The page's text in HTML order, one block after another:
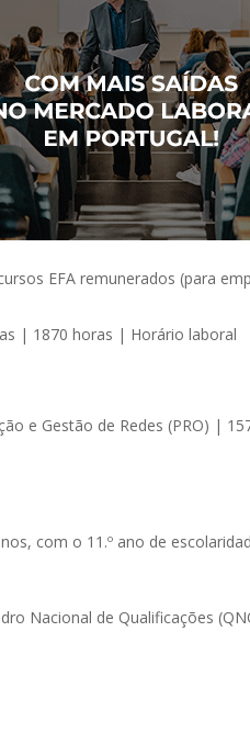
EFA remunerados (para
| 1870 horas | Horário laboral
e Gestão de Redes (PRO) |
com o 11.º ano de
Nacional de Qualificações